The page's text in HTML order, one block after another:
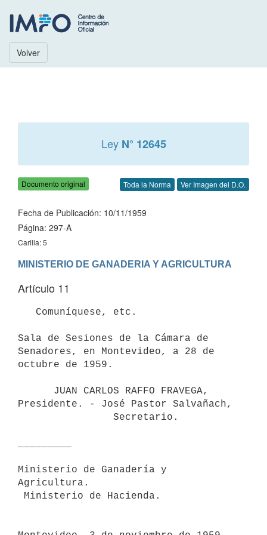
Volver
Ley N° 12645
Documento original Toda la Norma Ver Imagen del D.O.
Fecha de Publicación: 10/11/1959
Página: 297-A
Carilla: 5
MINISTERIO DE GANADERIA Y AGRICULTURA
Artículo 11
Sala de Sesiones de la Cámara de
Senadores, en Montevideo, a 28 de
octubre de 1959.
Presidente. - José Pastor Salvañach,
Ministerio de Ganadería y
Agricultura.